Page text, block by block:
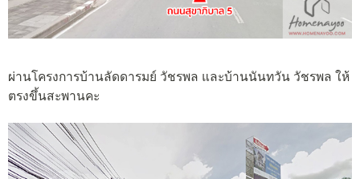
ผ่านโครงการบ้านลัดดารมย์ วัชรพล และบ้านนันทวัน วัชรพล ให้
ตรงขึ้นสะพานคะ